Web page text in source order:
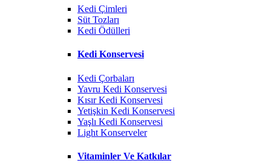
Kedi Çimleri
Süt Tozları
Kedi Ödülleri
Kedi Konservesi
Kedi Çorbaları
Yavru Kedi Konservesi
Kısır Kedi Konservesi
Yetişkin Kedi Konservesi
Yaşlı Kedi Konservesi
Light Konserveler
Vitaminler Ve Katkılar